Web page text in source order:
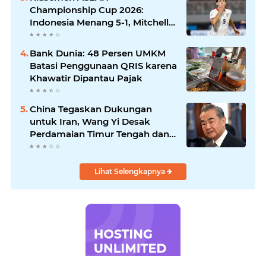
Championship Cup 2026:
Indonesia Menang 5-1, Mitchell
Baker Hattrick dan Puncaki Top
Skor
Bank Dunia: 48 Persen UMKM
Batasi Penggunaan QRIS karena
Khawatir Dipantau Pajak
China Tegaskan Dukungan
untuk Iran, Wang Yi Desak
Perdamaian Timur Tengah dan
Soroti Ketegangan dengan AS
Lihat Selengkapnya